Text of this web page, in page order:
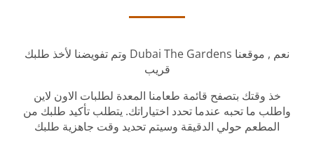
وتم تفويضنا لأخذ طلبك Dubai The Gardens نعم , موقعنا
قريب
خذ وقتك بتصفح قائمة طعامنا المعدة لطلبات الاون لاين
واطلب ما تحبه عندما تحدد اختياراتك. يتطلب تأكيد طلبك من
المطعم حولي الدقيقة وسيتم تحديد وقت جاهزية طلبك